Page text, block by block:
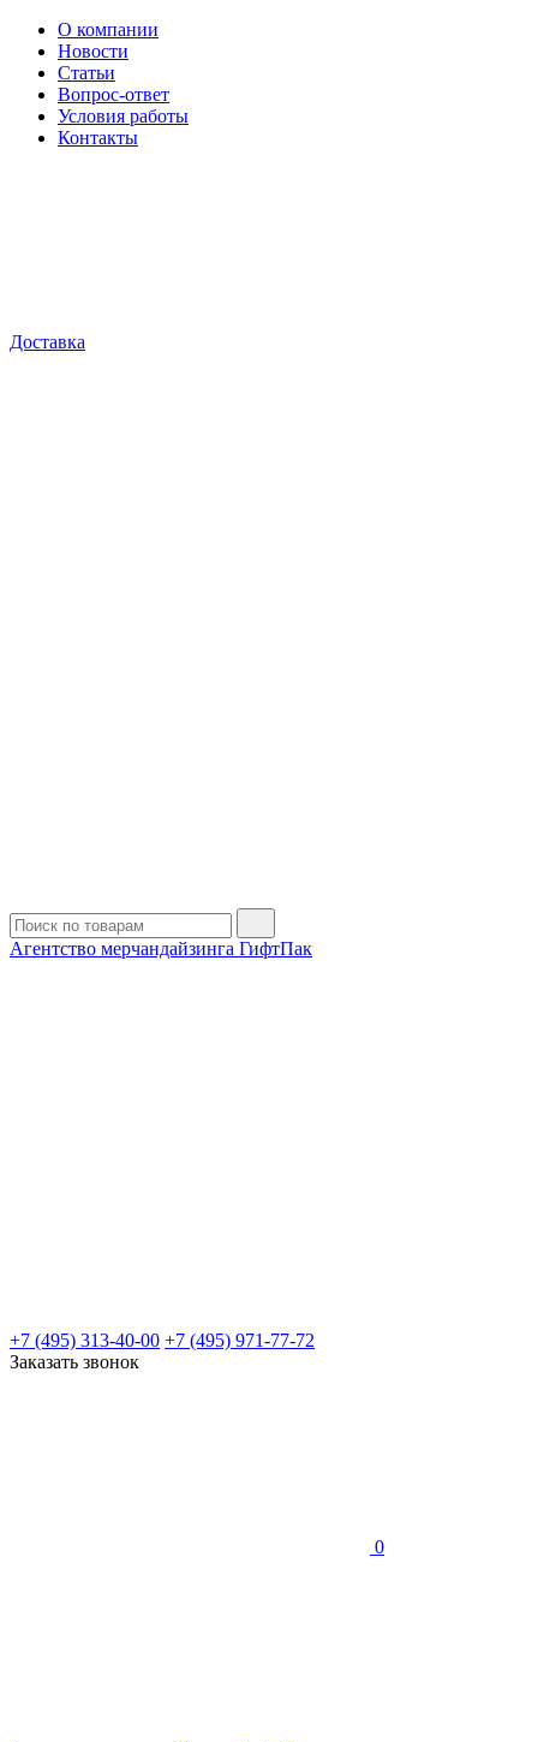
О компании
Новости
Статьи
Вопрос-ответ
Условия работы
Контакты
Доставка
Агентство мерчандайзинга ГифтПак
+7 (495) 313-40-00 +7 (495) 971-77-72
Заказать звонок
0